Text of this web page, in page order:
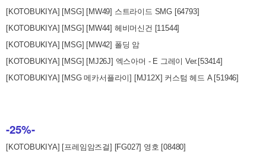
[KOTOBUKIYA] [MSG] [MW49] 스트라이드 SMG [64793]
[KOTOBUKIYA] [MSG] [MW44] 헤비머신건 [11544]
[KOTOBUKIYA] [MSG] [MW42] 폴딩 암
[KOTOBUKIYA] [MSG] [MJ26J] 엑스아머 - E 그레이 Ver.[53414]
[KOTOBUKIYA] [MSG 메카서플라이] [MJ12X] 커스텀 헤드 A [51946]
-25%-
[KOTOBUKIYA] [프레임암즈걸] [FG027] 영호 [08480]